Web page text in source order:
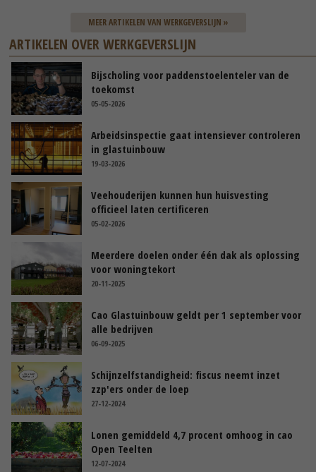
MEER ARTIKELEN VAN WERKGEVERSLIJN »
ARTIKELEN OVER WERKGEVERSLIJN
Bijscholing voor paddenstoelenteler van de
toekomst
05-05-2026
Arbeidsinspectie gaat intensiever controleren
in glastuinbouw
19-03-2026
Veehouderijen kunnen hun huisvesting
officieel laten certificeren
05-02-2026
Meerdere doelen onder één dak als oplossing
voor woningtekort
20-11-2025
Cao Glastuinbouw geldt per 1 september voor
alle bedrijven
06-09-2025
Schijnzelfstandigheid: fiscus neemt inzet
zzp'ers onder de loep
27-12-2024
Lonen gemiddeld 4,7 procent omhoog in cao
Open Teelten
12-07-2024